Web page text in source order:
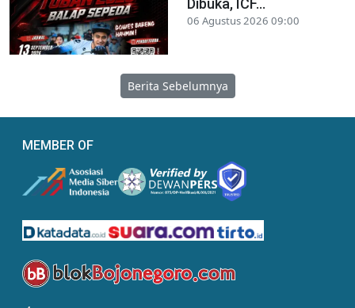
06 Agustus 2026 09:00
Berita Sebelumnya
MEMBER OF